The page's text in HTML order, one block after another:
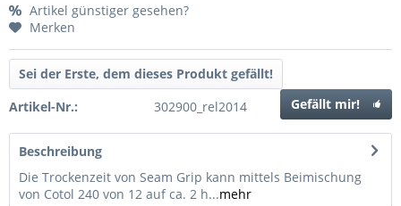
Artikel günstiger gesehen?
Merken
Sei der Erste, dem dieses Produkt gefällt!
Gefällt mir!
Artikel-Nr.: 302900_rel2014
Beschreibung
Die Trockenzeit von Seam Grip kann mittels Beimischung
von Cotol 240 von 12 auf ca. 2 h...mehr